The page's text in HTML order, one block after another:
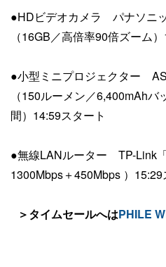
●HDビデオカメラ パナソニ
（16GB／高倍率90倍ズーム
●小型ミニプロジェクター
（150ルーメン／6,400mAh
間）14:59スタート
●無線LANルーター TP-Link
1300Mbps＋450Mbps ）15:29
＞タイムセールへはPHILE